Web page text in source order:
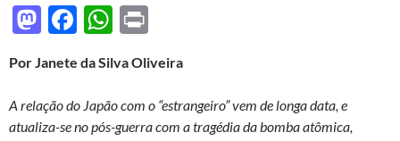
M
to
d
o
F
e
b
o
W
at
s
A
nt
Por Janete da Silva Oliveira
A relação do Japão com o “estrangeiro” vem de longa data, e
atualiza-se no pós-guerra com a tragédia da bomba atômica,